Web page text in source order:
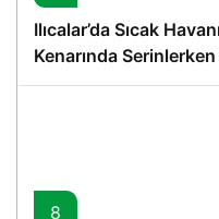
Ilıcalar’da Sıcak
Kenarında
8